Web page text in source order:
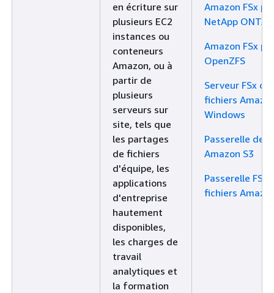
en écriture sur
plusieurs EC2
instances ou
conteneurs
Amazon, ou à
partir de
plusieurs
serveurs sur
site, tels que
les partages
de fichiers
d'équipe, les
applications
d'entreprise
hautement
disponibles,
les charges de
travail
analytiques et
la formation
Amazon FSx
NetApp ONTAP
Amazon FSx
OpenZFS
Serveur FSx de
fichiers
Windows
Passerelle de
Amazon S3
Passerelle FSx
fichiers